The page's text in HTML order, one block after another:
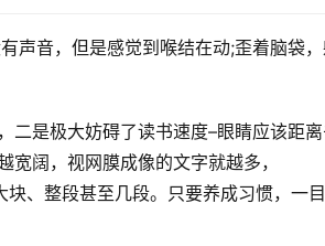
声音，但是感觉到喉结在动;歪着脑袋
二是极大妨碍了读书速度–眼睛应该距
阔，视网膜成像的文字就越多，
、整段甚至几段。只要养成习惯，一